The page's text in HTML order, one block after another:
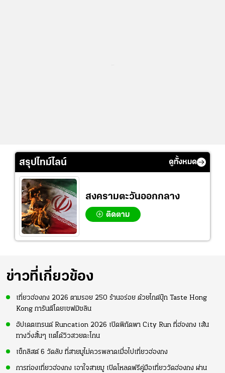
สรุปไทม์ไลน์ ดูทั้งหมด
สงครามตะวันออกกลาง
ติดตาม
ข่าวที่เกี่ยวข้อง
เที่ยวฮ่องกง 2026 ตามรอย 250 ร้านอร่อย ด้วยไกด์บุ๊ก Taste Hong
Kong การันตีโดยเชฟมิชลิน
อัปเดตเทรนด์ Runcation 2026 เปิดพิกัดพา City Run ที่ฮ่องกง เส้น
ทางวิ่งสั้นๆ แต่ได้วิวสวยตะโกน
เช็กลิสต์ 6 วัดลับ ที่สายมูไม่ควรพลาดเมื่อไปเที่ยวฮ่องกง
การท่องเที่ยวฮ่องกง เอาใจสายมู เปิดโหลดฟรีคู่มือเที่ยววัดฮ่องกง ผ่าน